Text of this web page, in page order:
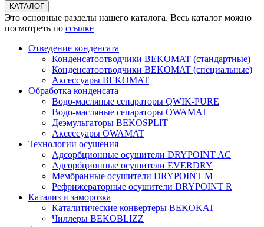
КАТАЛОГ
Это основные разделы нашего каталога. Весь каталог можно
посмотреть по ссылке
Отведение конденсата
Конденсатоотводчики BEKOMAT (стандартные)
Конденсатоотводчики BEKOMAT (специальные)
Аксессуары BEKOMAT
Обработка конденсата
Водо-масляные сепараторы QWIK-PURE
Водо-масляные сепараторы OWAMAT
Деэмульгаторы BEKOSPLIT
Аксессуары OWAMAT
Технологии осушения
Адсорбционные осушители DRYPOINT AC
Адсорбционные осушители EVERDRY
Мембранные осушители DRYPOINT M
Рефрижераторные осушители DRYPOINT R
Катализ и заморозка
Каталитические конвертеры BEKOKAT
Чиллеры BEKOBLIZZ